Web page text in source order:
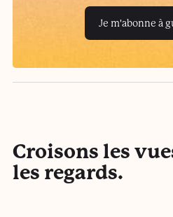
Je m'abonne à
Croisons les
les regards.